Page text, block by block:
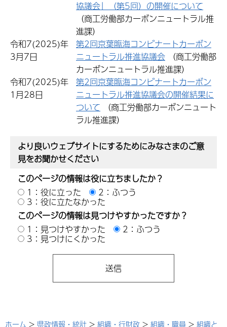
協議会」（第5回）の開催について
（商工労働部カーボンニュートラル推
進課）
令和7(2025)年
3月7日
第2回京葉臨海コンビナートカーボン
ニュートラル推進協議会
カーボンニュートラル推進課）
令和7(2025)年
1月28日
第2回京葉臨海コンビナートカーボン
ニュートラル推進協議会の開催結果に
ついて
ラル推進課）
より良いウェブサイトにするためにみなさまのご意
見をお聞かせください
このページの情報は役に立ちましたか？
1：役に立った
2：ふつう
3：役に立たなかった
このページの情報は見つけやすかったですか？
1：見つけやすかった
2：ふつう
3：見つけにくかった
ホーム > 県政情報・統計 > 組織・行財政 > 組織・職員 > 組織と